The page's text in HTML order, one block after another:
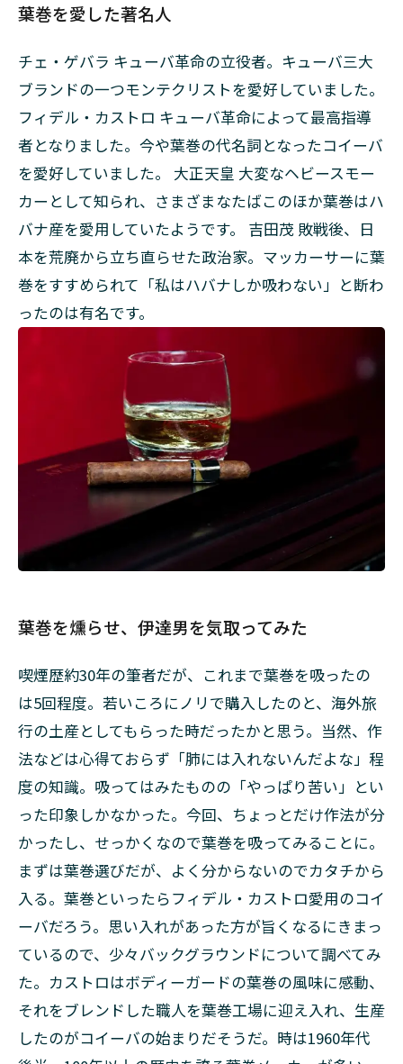
葉巻を愛した著名人
チェ・ゲバラ キューバ革命の立役者。キューバ三大
ブランドの一つモンテクリストを愛好していました。
フィデル・カストロ キューバ革命によって最高指導
者となりました。今や葉巻の代名詞となったコイーバ
を愛好していました。 大正天皇 大変なヘビースモー
カーとして知られ、さまざまなたばこのほか葉巻はハ
バナ産を愛用していたようです。 吉田茂 敗戦後、日
本を荒廃から立ち直らせた政治家。マッカーサーに葉
巻をすすめられて「私はハバナしか吸わない」と断わ
ったのは有名です。
葉巻を燻らせ、伊達男を気取ってみた
喫煙歴約30年の筆者だが、これまで葉巻を吸ったの
は5回程度。若いころにノリで購入したのと、海外旅
行の土産としてもらった時だったかと思う。当然、作
法などは心得ておらず「肺には入れないんだよな」程
度の知識。吸ってはみたものの「やっぱり苦い」とい
った印象しかなかった。今回、ちょっとだけ作法が分
かったし、せっかくなので葉巻を吸ってみることに。
まずは葉巻選びだが、よく分からないのでカタチから
入る。葉巻といったらフィデル・カストロ愛用のコイ
ーバだろう。思い入れがあった方が旨くなるにきまっ
ているので、少々バックグラウンドについて調べてみ
た。カストロはボディーガードの葉巻の風味に感動、
それをブレンドした職人を葉巻工場に迎え入れ、生産
したのがコイーバの始まりだそうだ。時は1960年代